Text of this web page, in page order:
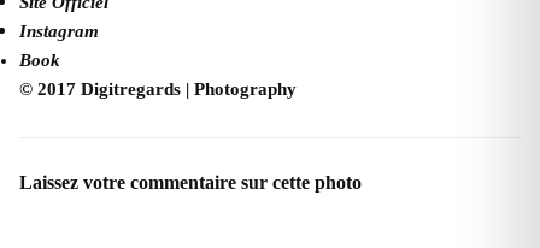
Instagram
Book
© 2017 Digitregards | Photography
Laissez votre commentaire sur cette photo